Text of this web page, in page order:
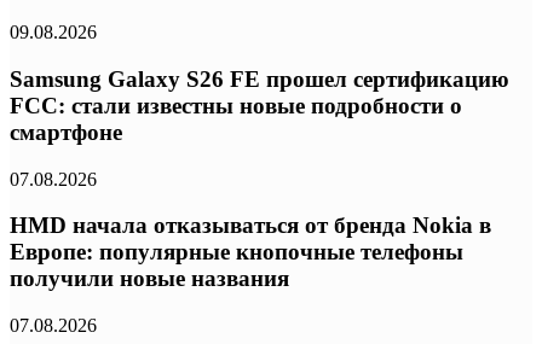
09.08.2026
Samsung Galaxy S26 FE прошел сертификацию
FCC: стали известны новые подробности о
смартфоне
07.08.2026
HMD начала отказываться от бренда Nokia в
Европе: популярные кнопочные телефоны
получили новые названия
07.08.2026